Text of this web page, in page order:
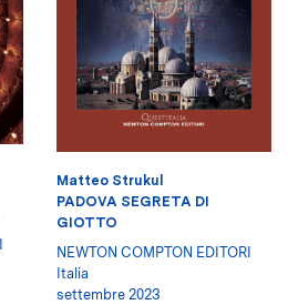
Matteo Strukul
PADOVA SEGRETA DI
GIOTTO
NEWTON COMPTON EDITORI
Italia
settembre 2023